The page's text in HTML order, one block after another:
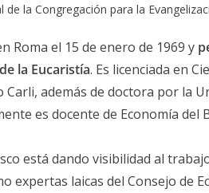
de la Congregación para la
Roma el 15 de enero de 1969 y
la Eucaristía. Es licenciada en
Carli, además de doctora por la
es docente de Economía del
está dando visibilidad al
expertas laicas del Consejo de